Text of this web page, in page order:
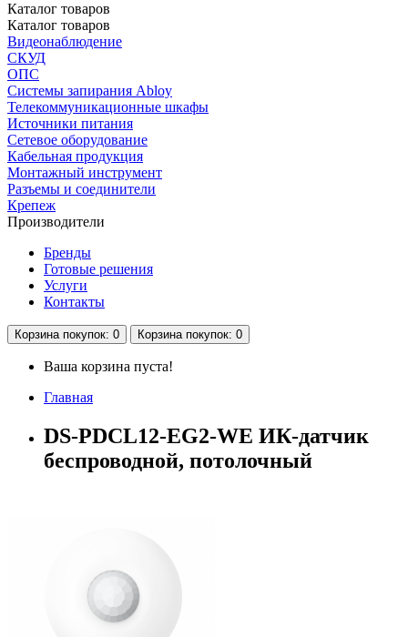
Каталог товаров
Каталог товаров
Видеонаблюдение
СКУД
ОПС
Системы запирания Abloy
Телекоммуникационные шкафы
Источники питания
Сетевое оборудование
Кабельная продукция
Монтажный инструмент
Разъемы и соединители
Крепеж
Производители
Бренды
Готовые решения
Услуги
Контакты
Корзинапокупок: 0 Корзинапокупок: 0
Ваша корзина пуста!
Главная
DS-PDCL12-EG2-WE ИК-датчик
беспроводной, потолочный